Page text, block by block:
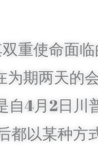
重使命面
期两天的
自4月2日川
都以某种方